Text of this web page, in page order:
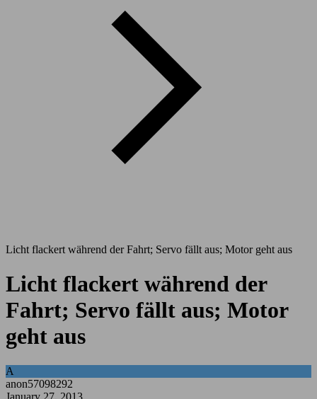
Licht flackert während der Fahrt; Servo fällt aus; Motor geht aus
Licht flackert während der
Fahrt; Servo fällt aus; Motor
geht aus
A
anon57098292
January 27, 2013